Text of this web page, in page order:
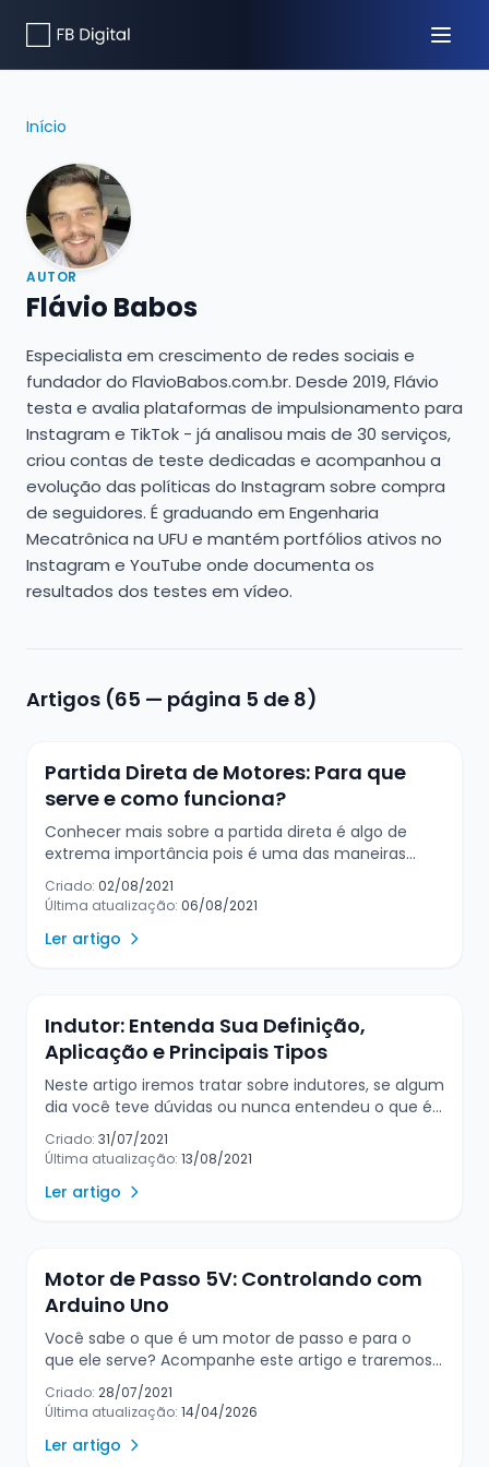
Início
AUTOR
Flávio Babos
Especialista em crescimento de redes sociais e
fundador do FlavioBabos.com.br. Desde 2019, Flávio
testa e avalia plataformas de impulsionamento para
Instagram e TikTok - já analisou mais de 30 serviços,
criou contas de teste dedicadas e acompanhou a
evolução das políticas do Instagram sobre compra
de seguidores. É graduando em Engenharia
Mecatrônica na UFU e mantém portfólios ativos no
Instagram e YouTube onde documenta os
resultados dos testes em vídeo.
Artigos (65 — página 5 de 8)
Partida Direta de Motores: Para que
serve e como funciona?
Conhecer mais sobre a partida direta é algo de
extrema importância pois é uma das maneiras
mais usadas para dar partida em um motor. Neste
texto, você vai poder conhecer mais sobre essa
forma de ligar ou de dar partida em um motor, as
características e as vantagens que ela possui, e
ligar um motor? Então, para saber o que seve e
como funciona a partida direta de motores, não
Criado: 02/08/2021
Última atualização: 06/08/2021
Ler artigo
Indutor: Entenda Sua Definição,
Aplicação e Principais Tipos
Neste artigo iremos tratar sobre indutores, se algum
dia você teve dúvidas ou nunca entendeu o que é
um indutor, hoje você irá terminar esta leitura
sendo um especialista neste componente. Além
disso, você irá conseguir explicar a qualquer um o
que é um indutor, os princípios indutivos e sua
mais sobre esse componente da eletrônica. O que
é o indutor? Tecnicamente um indutor, que
Criado: 31/07/2021
Última atualização: 13/08/2021
Ler artigo
Motor de Passo 5V: Controlando com
Arduino Uno
Você sabe o que é um motor de passo e para o
que ele serve? Acompanhe este artigo e traremos
detalhes do que é, o que pode fazer e como utilizar
o motor de passo do modelo 28BYJ-48 através do
Arduino. Traremos também projetos que utilizam o
motor de passo que vão inspirar sua criatividade na
Criado: 28/07/2021
Última atualização: 14/04/2026
Ler artigo